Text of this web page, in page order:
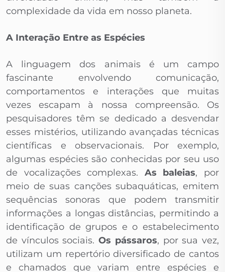
complexidade da vida em nosso planeta.
A Interação Entre as Espécies
A linguagem dos animais é um campo
fascinante envolvendo comunicação,
comportamentos e interações que muitas
vezes escapam à nossa compreensão. Os
pesquisadores têm se dedicado a desvendar
esses mistérios, utilizando avançadas técnicas
científicas e observacionais. Por exemplo,
algumas espécies são conhecidas por seu uso
de vocalizações complexas. As baleias, por
meio de suas canções subaquáticas, emitem
sequências sonoras que podem transmitir
informações a longas distâncias, permitindo a
identificação de grupos e o estabelecimento
de vínculos sociais.Os pássaros, por sua vez,
utilizam um repertório diversificado de cantos
e chamados que variam entre espécies e